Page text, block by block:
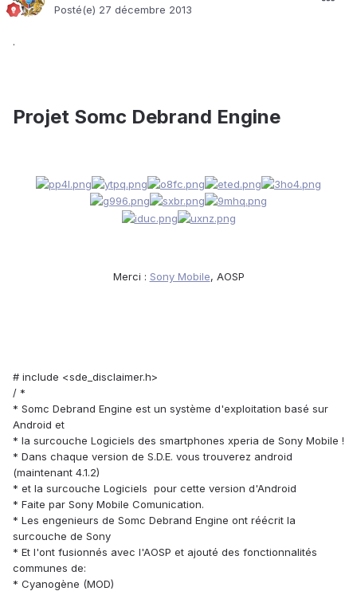
Posté(e) 27 décembre 2013
.
Projet Somc Debrand Engine
Merci : Sony Mobile, AOSP
# include <sde_disclaimer.h>
/ *
* Somc Debrand Engine est un système d'exploitation basé sur
Android et
* la surcouche Logiciels des smartphones xperia de Sony Mobile !
* Dans chaque version de S.D.E. vous trouverez android
(maintenant 4.1.2)
* et la surcouche Logiciels pour cette version d'Android
* Faite par Sony Mobile Comunication.
* Les engenieurs de Somc Debrand Engine ont réécrit la
surcouche de Sony
* Et l'ont fusionnés avec l'AOSP et ajouté des fonctionnalités
communes de:
* Cyanogène (MOD)